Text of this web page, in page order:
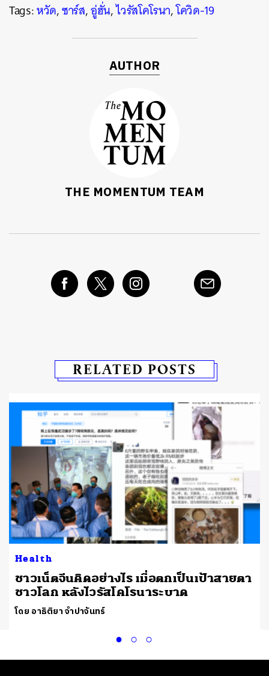
Tags:หวัด,ซาร์ส,อู่ฮั่น,ไวรัสโคโรนา,โควิด-19
AUTHOR
THE MOMENTUM TEAM
RELATED POSTS
Health
ชาวเน็ตจีนคิดอย่างไร เมื่อตกเป็นเป้าสายตา
ชาวโลก หลังไวรัสโคโรนาระบาด
โดย อาธิติยา จำปาจันทร์